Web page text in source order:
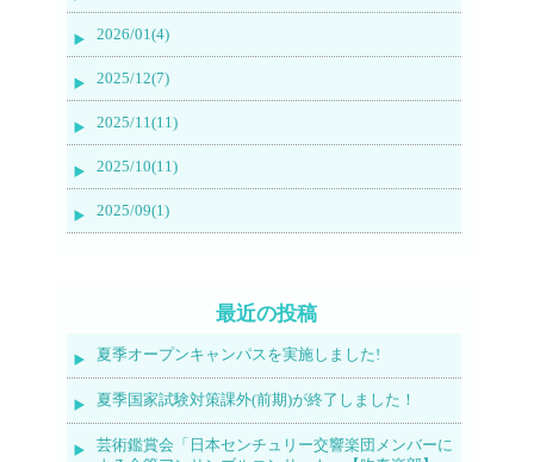
2026/01(4)
2025/12(7)
2025/11(11)
2025/10(11)
2025/09(1)
最近の投稿
夏季オープンキャンパスを実施しました!
夏季国家試験対策課外(前期)が終了しました！
芸術鑑賞会「日本センチュリー交響楽団メンバーに